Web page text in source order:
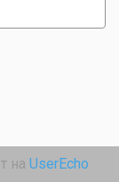
на UserEcho